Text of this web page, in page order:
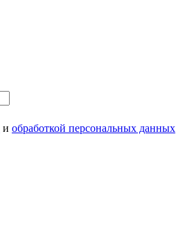
и обработкой персональных данных